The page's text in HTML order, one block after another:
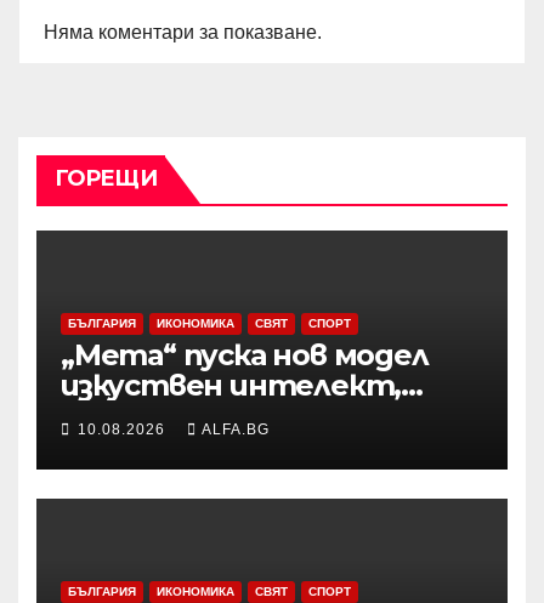
Няма коментари за показване.
ГОРЕЩИ
БЪЛГАРИЯ ИКОНОМИКА СВЯТ СПОРТ
„Мета“ пуска нов модел
изкуствен интелект,
Зукърбърг залага на ИИ с
отворени кодове
10.08.2026 ALFA.BG
БЪЛГАРИЯ ИКОНОМИКА СВЯТ СПОРТ